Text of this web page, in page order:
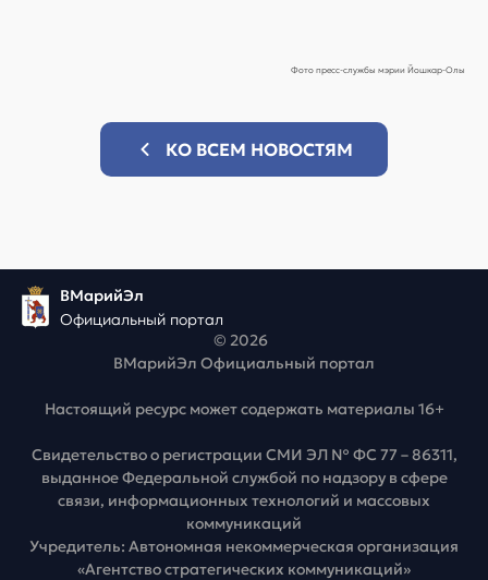
Фото пресс-службы мэрии Йошкар-Олы
КО ВСЕМ НОВОСТЯМ
ВМарийЭл
Официальный портал
© 2026
ВМарийЭл Официальный портал
Настоящий ресурс может содержать материалы 16+
Свидетельство о регистрации СМИ ЭЛ № ФС 77 – 86311,
выданное Федеральной службой по надзору в сфере
связи, информационных технологий и массовых
коммуникаций
Учредитель: Автономная некоммерческая организация
«Агентство стратегических коммуникаций»